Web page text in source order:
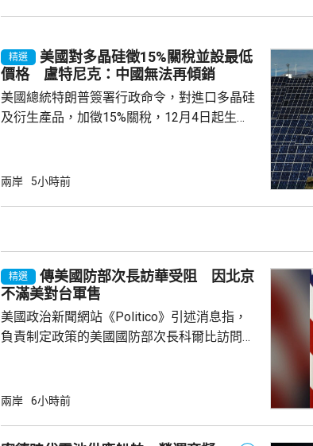
7月電動汽車出口多7成 3D打印機倍增 海關
總署數據顯示，今年首...
精選
美國對多晶硅徵15%關稅並設最低
價格 盧特尼克：中國無法再傾銷
美國總統特朗普簽署行政命令，對進口多晶硅
及衍生產品，加徵15%關稅，12月4日起生
產品設定最低價格，其中多晶硅每公斤21美
新或擴建多晶硅、晶圓或太陽能電池等生產設
施，並在2029年1月20日前...
兩岸 5小時前
精選
傳美國防部次長訪華受阻 因北京
不滿美對台軍售
美國政治新聞網站《Politico》引述消息指，
負責制定政策的美國國防部次長科爾比訪問中
售案。 報道指，科爾比認為美中關係過去一年
兩岸 6小時前